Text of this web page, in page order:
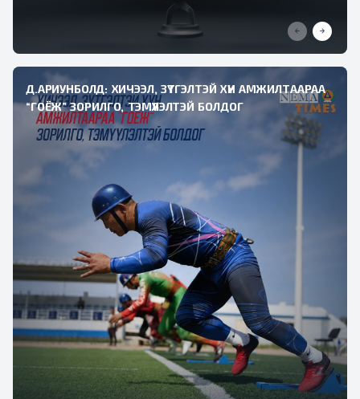
Д.АРИУНБОЛД: ХИЧЭЭЛ, ЗҮТГЭЛТЭЙ ХҮН АМЖИЛТААРАА
“ГОЁЖ” ЗОРИЛГО, ТЭМҮҮЛЭЛТЭЙ БОЛДОГ